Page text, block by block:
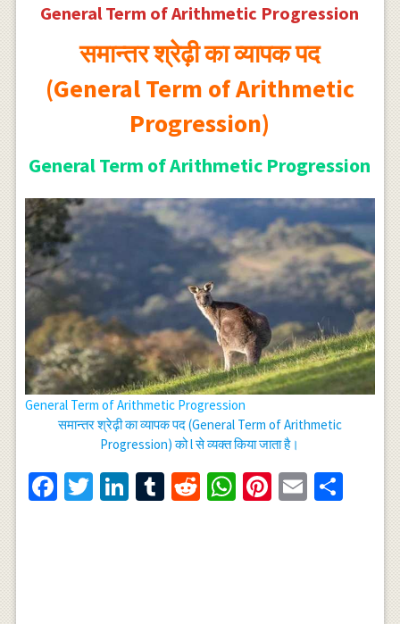
General Term of Arithmetic Progression
समान्तर श्रेढ़ी का व्यापक पद
(General Term of Arithmetic
Progression)
General Term of Arithmetic Progression
General Term of Arithmetic Progression
समान्तर श्रेढ़ी का व्यापक पद (General Term of Arithmetic
Progression) को l से व्यक्त किया जाता है।
Facebook
Twitter
LinkedIn
Tumblr
RedditWhatsApp
Pinterest
Email